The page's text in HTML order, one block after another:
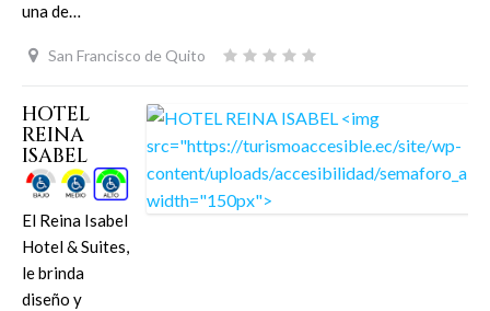
una de…
San Francisco de Quito
HOTEL
REINA
ISABEL
El Reina Isabel
Hotel & Suites,
le brinda
diseño y